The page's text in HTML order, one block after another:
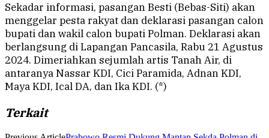
Sekadar informasi, pasangan Besti (Bebas-Siti) akan
menggelar pesta rakyat dan deklarasi pasangan calon
bupati dan wakil calon bupati Polman. Deklarasi akan
berlangsung di Lapangan Pancasila, Rabu 21 Agustus
2024. Dimeriahkan sejumlah artis Tanah Air, di
antaranya Nassar KDI, Cici Paramida, Adnan KDI,
Maya KDI, Ical DA, dan Ika KDI. (*)
Terkait